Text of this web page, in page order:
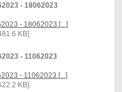
- 18062023
- 18062023.[...]
KB]
- 11062023
- 11062023.[...]
KB]